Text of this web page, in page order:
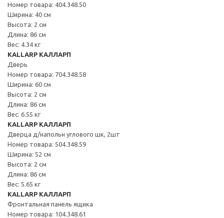
Номер товара: 404.348.50
Ширина: 40 см
Высота: 2 см
Длина: 86 см
Вес: 4.34 кг
KALLARP КАЛЛАРП
Дверь
Номер товара: 704.348.58
Ширина: 60 см
Высота: 2 см
Длина: 86 см
Вес: 6.55 кг
KALLARP КАЛЛАРП
Дверца д/напольн углового шк, 2шт
Номер товара: 504.348.59
Ширина: 52 см
Высота: 2 см
Длина: 86 см
Вес: 5.65 кг
KALLARP КАЛЛАРП
Фронтальная панель ящика
Номер товара: 104.348.61